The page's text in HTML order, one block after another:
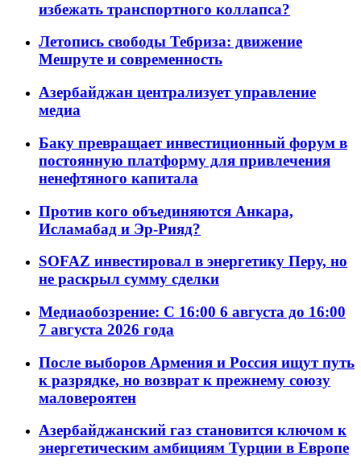
избежать транспортного коллапса?
Летопись свободы Тебриза: движение
Мешруте и современность
Азербайджан централизует управление
медиа
Баку превращает инвестиционный форум в
постоянную платформу для привлечения
ненефтяного капитала
Против кого объединяются Анкара,
Исламабад и Эр-Рияд?
SOFAZ инвестировал в энергетику Перу, но
не раскрыл сумму сделки
Медиаобозрение: С 16:00 6 августа до 16:00
7 августа 2026 года
После выборов Армения и Россия ищут путь
к разрядке, но возврат к прежнему союзу
маловероятен
Азербайджанский газ становится ключом к
энергетическим амбициям Турции в Европе